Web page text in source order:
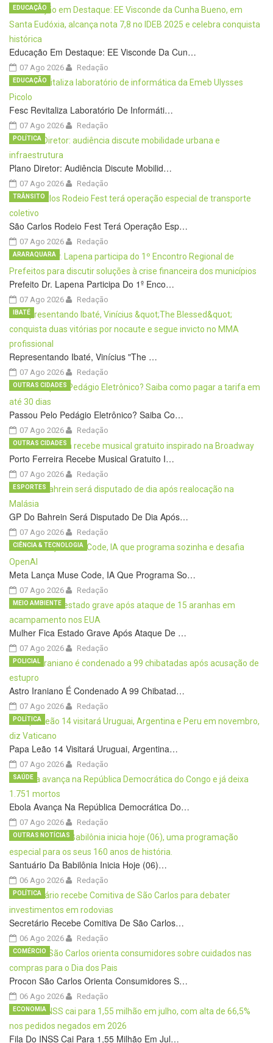
Educação Em Destaque: EE Visconde Da Cun…
07 Ago 2026
EDUCAÇÃO
Redação
Fesc Revitaliza Laboratório De Informáti…
07 Ago 2026
EDUCAÇÃO
Redação
Plano Diretor: Audiência Discute Mobilid…
07 Ago 2026
POLÍTICA
Redação
São Carlos Rodeio Fest Terá Operação Esp…
07 Ago 2026
TRÂNSITO
Redação
Prefeito Dr. Lapena Participa Do 1º Enco…
07 Ago 2026
ARARAQUARA
Redação
Representando Ibaté, Vinícius "The …
07 Ago 2026
IBATÉ
Redação
Passou Pelo Pedágio Eletrônico? Saiba Co…
07 Ago 2026
OUTRAS CIDADES
Redação
Porto Ferreira Recebe Musical Gratuito I…
07 Ago 2026
OUTRAS CIDADES
Redação
GP Do Bahrein Será Disputado De Dia Após…
07 Ago 2026
ESPORTES
Redação
Meta Lança Muse Code, IA Que Programa So…
07 Ago 2026
CIÊNCIA & TECNOLOGIA
Redação
Mulher Fica Estado Grave Após Ataque De …
07 Ago 2026
MEIO AMBIENTE
Redação
Astro Iraniano É Condenado A 99 Chibatad…
07 Ago 2026
POLICIAL
Redação
Papa Leão 14 Visitará Uruguai, Argentina…
07 Ago 2026
POLÍTICA
Redação
Ebola Avança Na República Democrática Do…
07 Ago 2026
SAÚDE
Redação
Santuário Da Babilônia Inicia Hoje (06)…
06 Ago 2026
OUTRAS NOTÍCIAS
Redação
Secretário Recebe Comitiva De São Carlos…
06 Ago 2026
POLÍTICA
Redação
Procon São Carlos Orienta Consumidores S…
06 Ago 2026
COMÉRCIO
Redação
Fila Do INSS Cai Para 1,55 Milhão Em Jul…
ECONOMIA